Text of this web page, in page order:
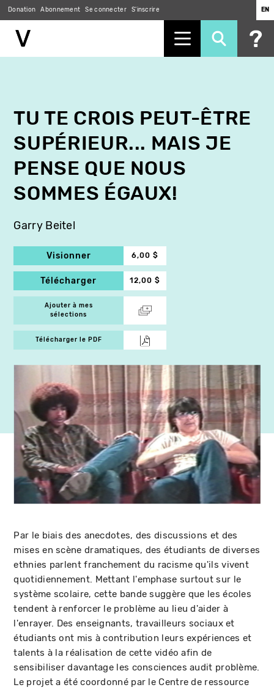
Donation Abonnement Se connecter S'inscrire EN
TU TE CROIS PEUT-ÊTRE
SUPÉRIEUR... MAIS JE
PENSE QUE NOUS
SOMMES ÉGAUX!
Garry Beitel
Visionner 6,00 $
Télécharger 12,00 $
Ajouter à mes
sélections
Télécharger le PDF
Par le biais des anecdotes, des discussions et des
mises en scène dramatiques, des étudiants de diverses
ethnies parlent franchement du racisme qu'ils vivent
quotidiennement. Mettant l'emphase surtout sur le
système scolaire, cette bande suggère que les écoles
tendent à renforcer le problème au lieu d'aider à
l'enrayer. Des enseignants, travailleurs sociaux et
étudiants ont mis à contribution leurs expériences et
talents à la réalisation de cette vidéo afin de
sensibiliser davantage les consciences audit problème.
Le projet a été coordonné par le Centre de ressource